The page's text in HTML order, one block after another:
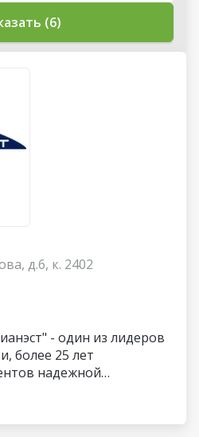
(6)
д.6, к. 2402
- один из лидеров
более 25 лет
надежной
устойчивую
статус надежной